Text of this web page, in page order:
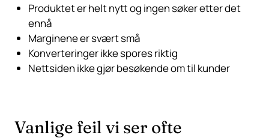
Produktet er helt nytt og ingen søker etter det
ennå
Marginene er svært små
Konverteringer ikke spores riktig
Nettsiden ikke gjør besøkende om til kunder
Vanlige feil vi ser ofte